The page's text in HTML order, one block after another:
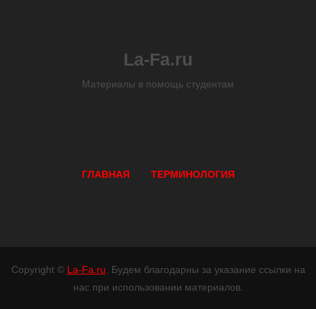
La-Fa.ru
Материалы в помощь студентам
ГЛАВНАЯ ТЕРМИНОЛОГИЯ
Copyright © La-Fa.ru . Будем благодарны за указание ссылки на
нас при использовании материалов.